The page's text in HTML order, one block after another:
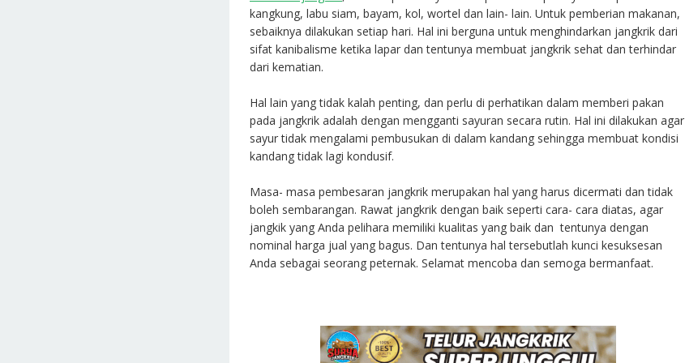
kangkung, labu siam, bayam, kol, wortel dan lain- lain. Untuk pemberian makanan,
sebaiknya dilakukan setiap hari. Hal ini berguna untuk menghindarkan jangkrik dari
sifat kanibalisme ketika lapar dan tentunya membuat jangkrik sehat dan terhindar
dari kematian.
Hal lain yang tidak kalah penting, dan perlu di perhatikan dalam memberi pakan
pada jangkrik adalah dengan mengganti sayuran secara rutin. Hal ini dilakukan agar
sayur tidak mengalami pembusukan di dalam kandang sehingga membuat kondisi
kandang tidak lagi kondusif.
Masa- masa pembesaran jangkrik merupakan hal yang harus dicermati dan tidak
boleh sembarangan. Rawat jangkrik dengan baik seperti cara- cara diatas, agar
jangkik yang Anda pelihara memiliki kualitas yang baik dan tentunya dengan
nominal harga jual yang bagus. Dan tentunya hal tersebutlah kunci kesuksesan
Anda sebagai seorang peternak. Selamat mencoba dan semoga bermanfaat.